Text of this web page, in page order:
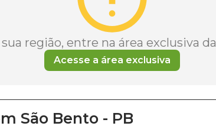
região, entre na área exclusiva da
Acesse a área exclusiva
São Bento - PB